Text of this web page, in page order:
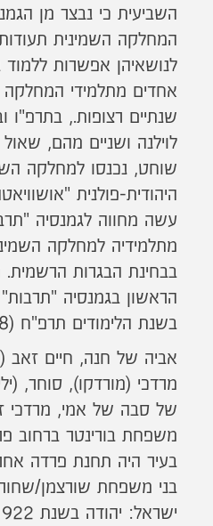
השביעית כי נבצר מן
המחלקה השמינית
לנושאיהן אפשרות ללמוד
אחדים מתלמידי
שנתיים רצופות., בתרפ"ו
לוילנה ושניים מהם, שאול
שוחט, נכנסו למחלקה
היהודית-פולנית
עשה מחווה לגמנסיה
מתלמידיה למחלקה
בבחינת הבגרות הרשמית.
הראשון בגמנסיה
בשנת הלימודים תרפ"ח (1927/1928).
אביה של חנה, חיים זאב
של סבה של אמי, מרדכי
בעיר היה תחנת פרדה
בני משפחת שורצמן/